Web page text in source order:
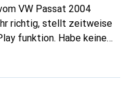
VW Passat 2004
richtig, stellt zeitweise
Habe keine
Adapter ich dazu
welche Angaben